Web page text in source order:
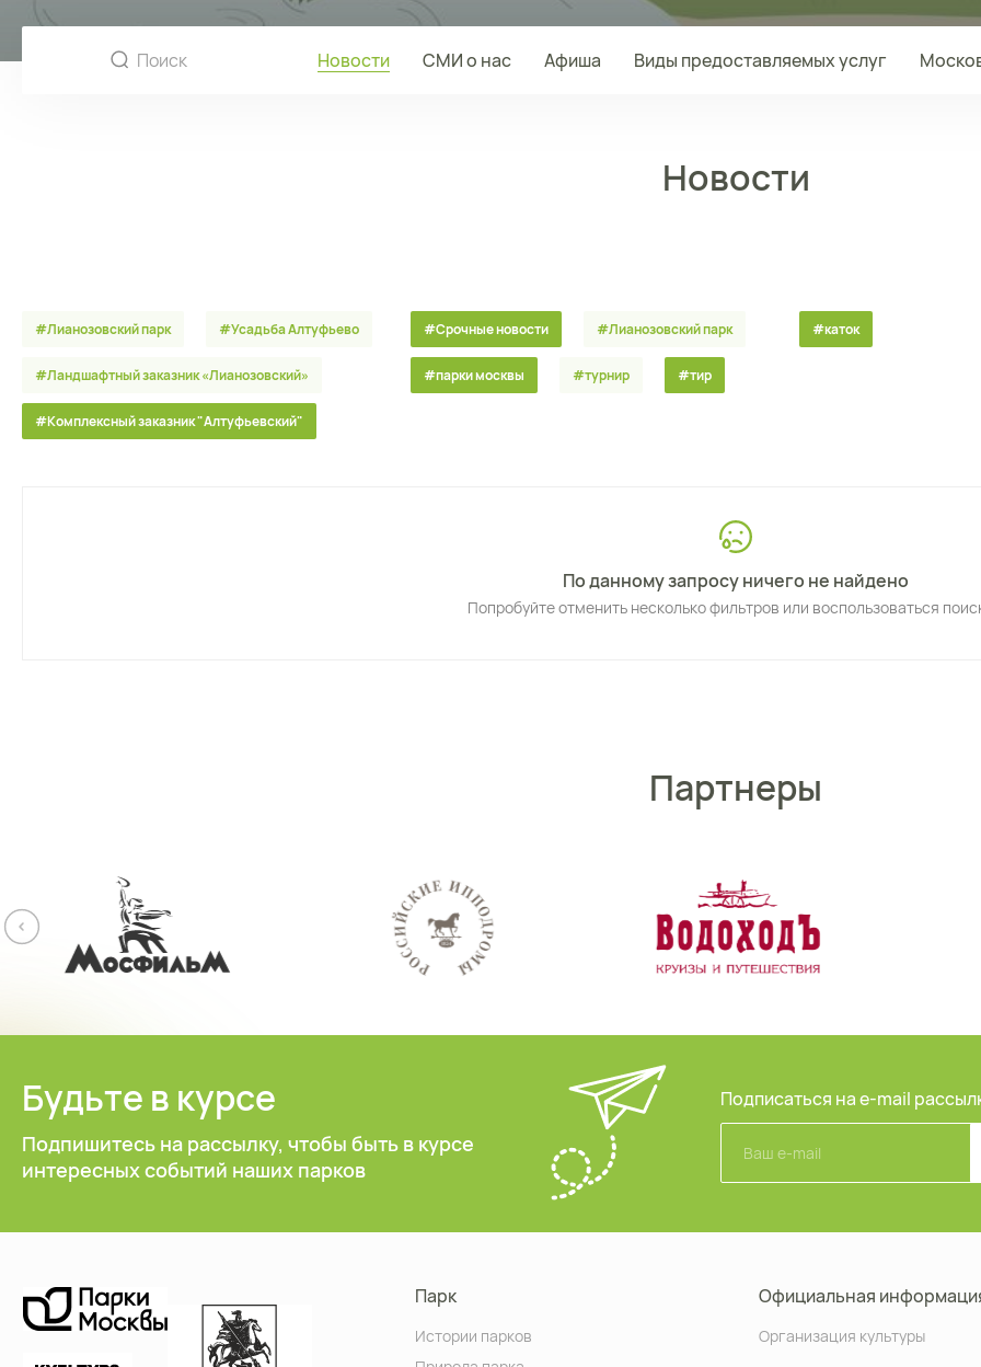
Новости СМИ о нас Афиша Виды предоставляемых услуг
Новости
#Лианозовский парк #Усадьба Алтуфьево
#Ландшафтный заказник «Лианозовcкий»
#Комплексный заказник "Алтуфьевский"
#Срочные новости #Лианозовский парк
#парки москвы #турнир #тир
#каток
По данному запросу ничего не найдено
Попробуйте отменить несколько фильтров или воспользоваться
Партнеры
Будьте в курсе
Подпишитесь на рассылку, чтобы быть в курсе
интересных событий наших парков
Подписаться на e-mail
Парк
Истории парков
Официальная
Организация культуры